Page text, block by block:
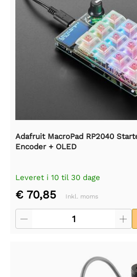
Adafruit MacroPad RP2040
Encoder + OLED
Leveret i 10 til 30 dage
€ 70,85 Inkl. moms